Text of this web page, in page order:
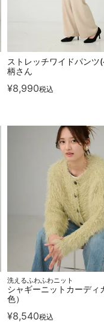
ストレッチワイドパンツ
柄さん
¥8,990税込
洗えるふわふわニット
シャギーニットカーディ
色）
¥8,540税込